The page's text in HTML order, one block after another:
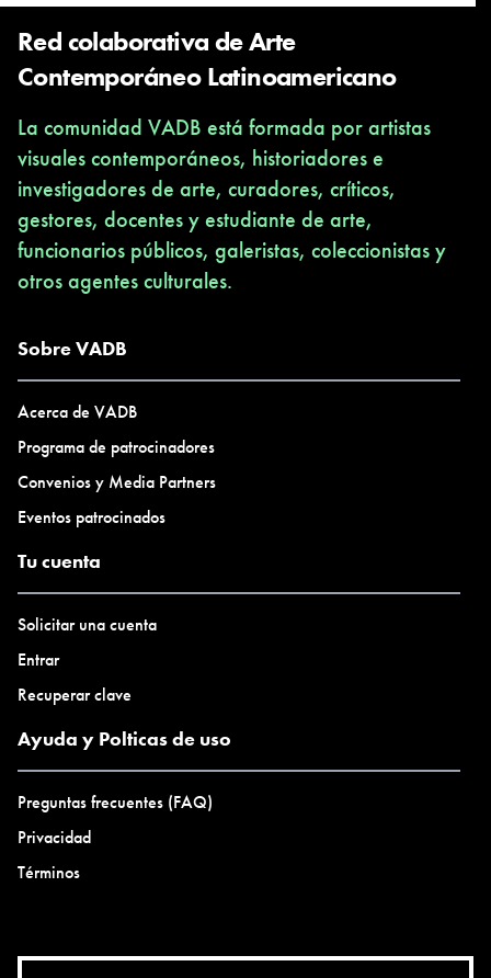
Red colaborativa de Arte
Contemporáneo Latinoamericano
La comunidad VADB está formada por artistas
visuales contemporáneos, historiadores e
investigadores de arte, curadores, críticos,
gestores, docentes y estudiante de arte,
funcionarios públicos, galeristas, coleccionistas y
otros agentes culturales.
Sobre VADB
Acerca de VADB
Programa de patrocinadores
Convenios y Media Partners
Eventos patrocinados
Tu cuenta
Solicitar una cuenta
Entrar
Recuperar clave
Ayuda y Polticas de uso
Preguntas frecuentes (FAQ)
Privacidad
Términos